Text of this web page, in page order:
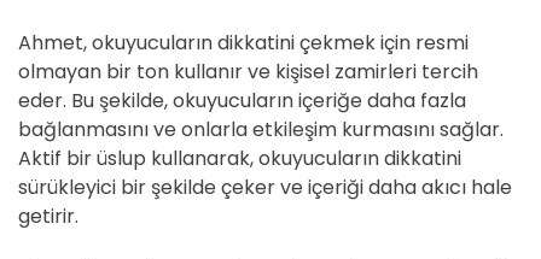
Ahmet, okuyucuların dikkatini çekmek için resmi
olmayan bir ton kullanır ve kişisel zamirleri tercih
eder. Bu şekilde, okuyucuların içeriğe daha fazla
bağlanmasını ve onlarla etkileşim kurmasını sağlar.
Aktif bir üslup kullanarak, okuyucuların dikkatini
sürükleyici bir şekilde çeker ve içeriği daha akıcı hale
getirir.